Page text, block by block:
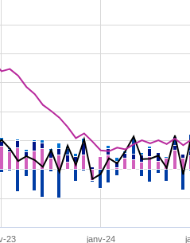
23 janv-24